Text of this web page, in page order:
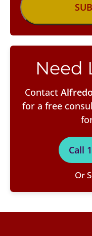
Need
Contact
for a free
Call
Or